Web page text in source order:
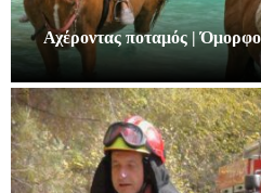
Αχέροντας ποταμός |